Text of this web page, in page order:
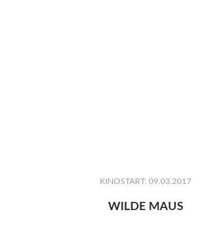
KINOSTART: 09.03.2017
WILDE MAUS